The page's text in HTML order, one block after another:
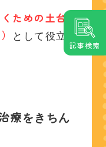
記事検索
ための土台を
として役立ち
療をきちん